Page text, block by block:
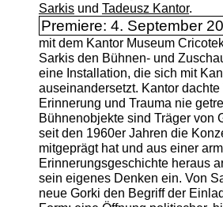
Sarkisund Tadeusz Kantor.
Premiere: 4. September
mit dem Kantor Museum
Sarkis den Bühnen- und
eine Installation, die sich mit
auseinandersetzt. Kantor
Erinnerung und Trauma nie
Bühnenobjekte sind Träger von
seit den 1960er Jahren die
mitgeprägt hat und aus einer
Erinnerungsgeschichte heraus
sein eigenes Denken ein. Von
neue Gorki den Begriff der